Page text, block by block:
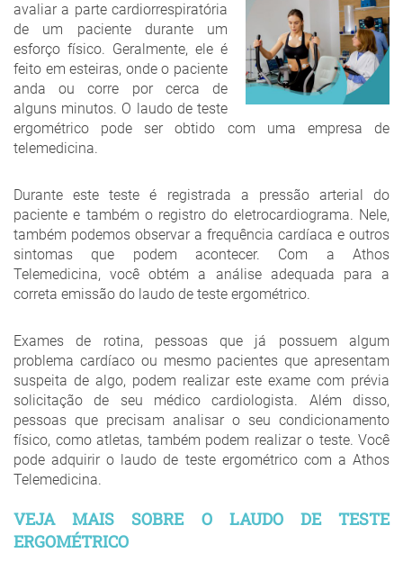
avaliar a parte cardiorrespiratória
de um paciente durante um
esforço físico. Geralmente, ele é
feito em esteiras, onde o paciente
anda ou corre por cerca de
alguns minutos. O laudo de teste
ergométrico pode ser obtido com uma empresa de
telemedicina.
Durante este teste é registrada a pressão arterial do
paciente e também o registro do eletrocardiograma. Nele,
também podemos observar a frequência cardíaca e outros
sintomas que podem acontecer. Com a Athos
Telemedicina, você obtém a análise adequada para a
correta emissão do laudo de teste ergométrico.
Exames de rotina, pessoas que já possuem algum
problema cardíaco ou mesmo pacientes que apresentam
suspeita de algo, podem realizar este exame com prévia
solicitação de seu médico cardiologista. Além disso,
pessoas que precisam analisar o seu condicionamento
físico, como atletas, também podem realizar o teste. Você
pode adquirir o laudo de teste ergométrico com a Athos
Telemedicina.
VEJA MAIS SOBRE O LAUDO DE TESTE
ERGOMÉTRICO